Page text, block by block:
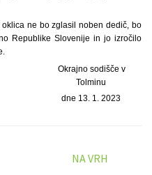
ne bo zglasil noben dedič, bo
Republike Slovenije in jo izročilo
Okrajno sodišče v
Tolminu
dne 13. 1. 2023
NA VRH